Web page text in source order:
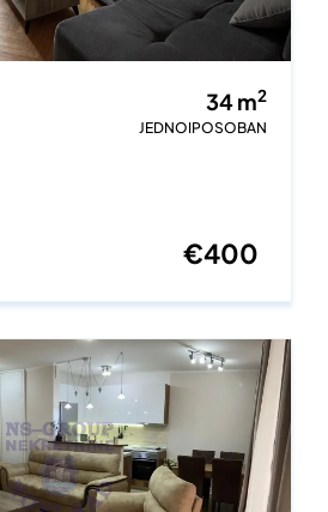
34m2
JEDNOIPOSOBAN
€400